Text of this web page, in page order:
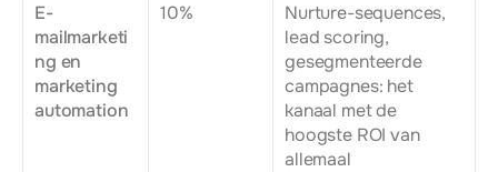
E-
mailmarketi
ng en
marketing
automation
10%
Nurture-sequences,
lead scoring,
gesegmenteerde
campagnes: het
kanaal met de
hoogste ROI van
allemaal